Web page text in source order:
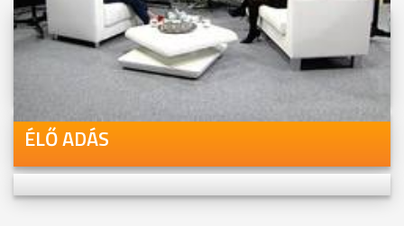
Videóink megtekinthetőek
Youtube-csatornánkon is!
ÉLŐ ADÁS